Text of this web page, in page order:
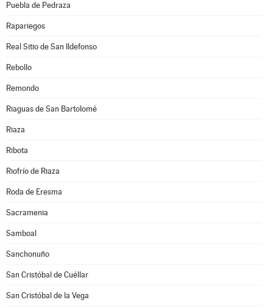
Puebla de Pedraza
Rapariegos
Real Sitio de San Ildefonso
Rebollo
Remondo
Riaguas de San Bartolomé
Riaza
Ribota
Riofrío de Riaza
Roda de Eresma
Sacramenia
Samboal
Sanchonuño
San Cristóbal de Cuéllar
San Cristóbal de la Vega